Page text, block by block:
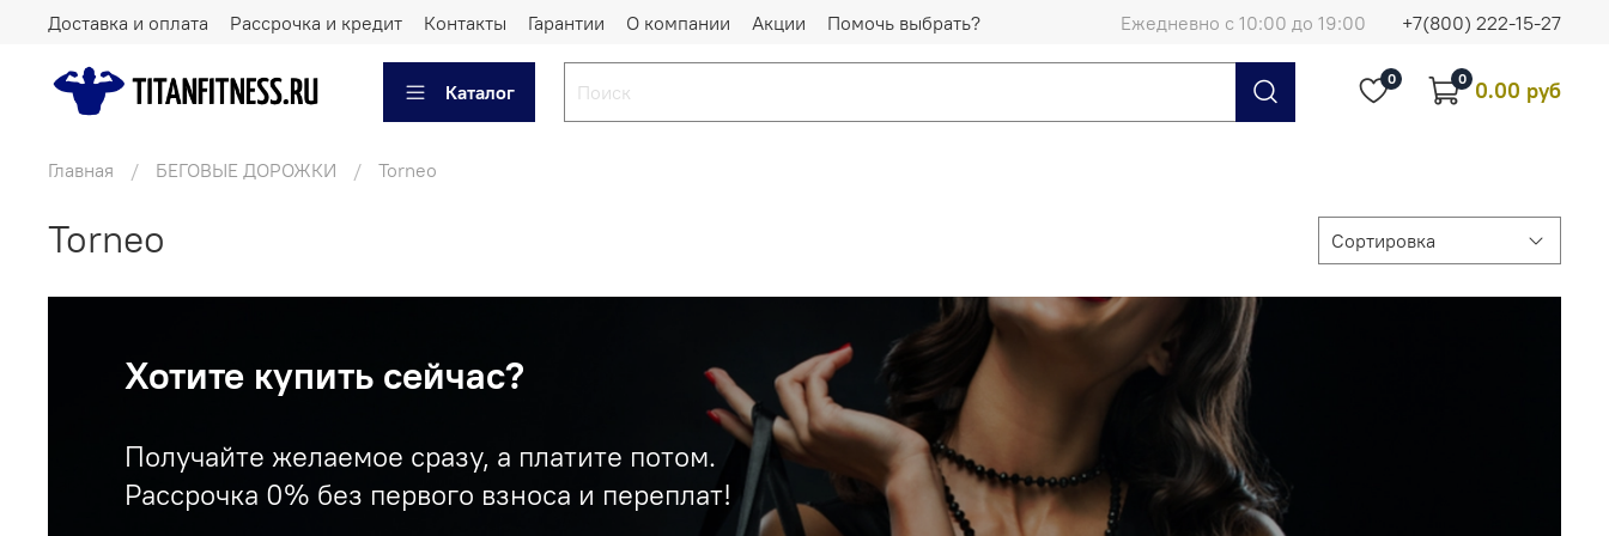
Доставка и оплата Рассрочка и кредит Контакты Гарантии О компании Акции Помочь выбрать? Ежедневно с 10:00 до 19:00 +7(800) 222-15-27
Каталог
0 0 0.00 руб
Главная БЕГОВЫЕ ДОРОЖКИ Torneo
Torneo
Хотите купить сейчас?
Получайте желаемое сразу, а платите потом.
Рассрочка 0% без первого взноса и переплат!